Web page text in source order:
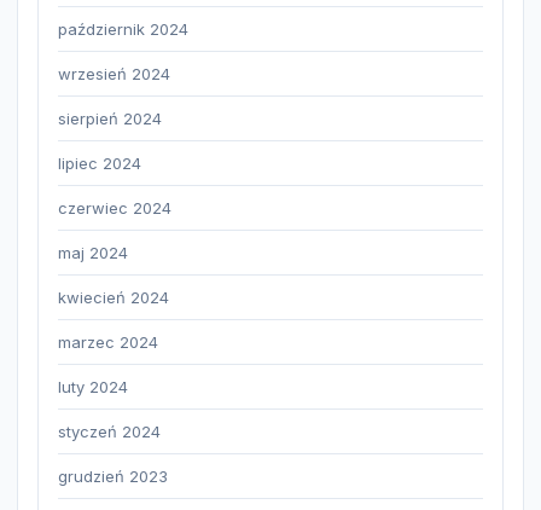
październik 2024
wrzesień 2024
sierpień 2024
lipiec 2024
czerwiec 2024
maj 2024
kwiecień 2024
marzec 2024
luty 2024
styczeń 2024
grudzień 2023